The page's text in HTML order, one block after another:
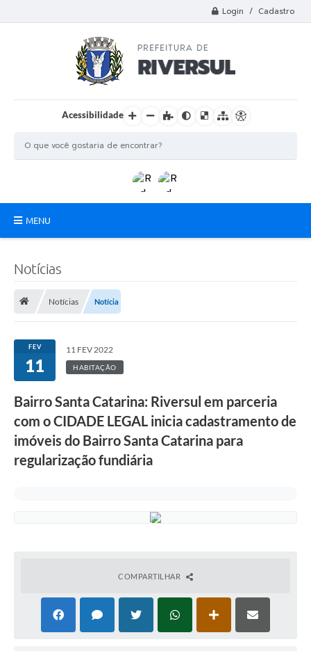
Login / Cadastro
Acessibilidade
MENU
Departamentos
Diário Oficial
Conselhos
Editais
Plano de contratação anual/2026
Coleta de Lixo
Notícias
Notícias Notícia
FEV
11
11 FEV 2022
HABITAÇÃO
Bairro Santa Catarina: Riversul em parceria
com o CIDADE LEGAL inicia cadastramento de
imóveis do Bairro Santa Catarina para
regularização fundiária
COMPARTILHAR